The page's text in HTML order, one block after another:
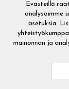
Evästeillä
analysoimme
asetuksia.
mainonnan ja
Copyright © 2026